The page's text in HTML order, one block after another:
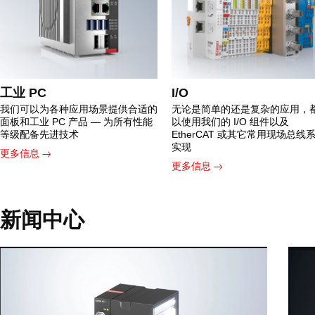
工业 PC
我们可以为各种应用场景提供合适的
面板和工业 PC 产品 — 为所有性能
等级配备先进技术
更多信息
I/O
无论是简单的还是复杂的应用，
以使用我们的 I/O 组件以及
EtherCAT 或其它常用现场总线
实现
更多信息
新闻中心